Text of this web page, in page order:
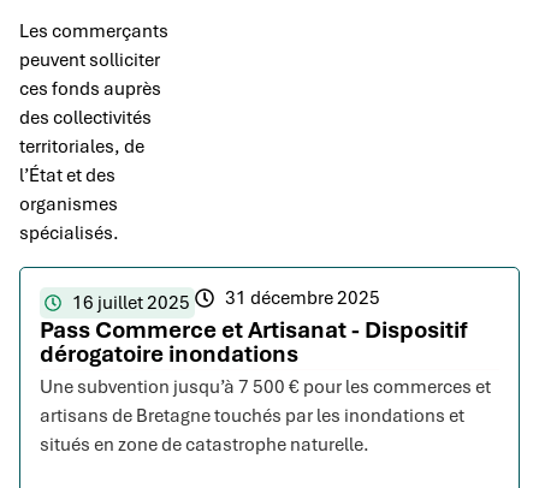
Les commerçants
peuvent solliciter
ces fonds auprès
des collectivités
territoriales, de
l’État et des
organismes
spécialisés.
16 juillet 2025 31 décembre 2025
Pass Commerce et Artisanat - Dispositif
dérogatoire inondations
Une subvention jusqu’à 7 500 € pour les commerces et
artisans de Bretagne touchés par les inondations et
situés en zone de catastrophe naturelle.